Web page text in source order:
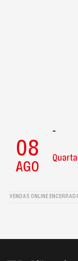
08
AGO
-
VENDAS ONLINE